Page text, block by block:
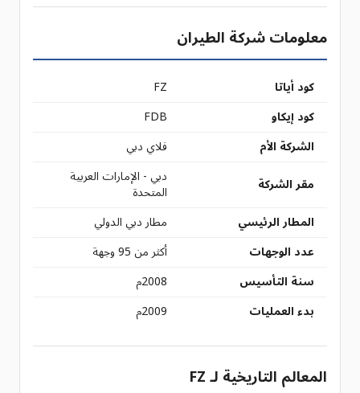
معلومات شركة الطيران
كود أياتا
FZ
كود إيكاو
FDB
الشركة الأم
فلاي دبي
مقر الشركة
دبي - الإمارات العربية
المتحدة
المطار الرئيسي
مطار دبي الدولي
عدد الوجهات
أكثر من 95 وجهة
سنة التأسيس
2008م
بدء العمليات
2009م
المعالم التاريخية لـ FZ